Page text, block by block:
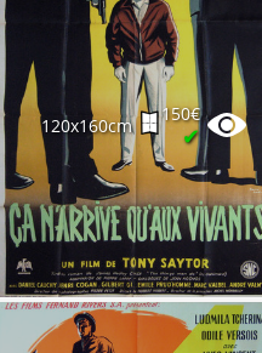
120x160cm
150€
✔